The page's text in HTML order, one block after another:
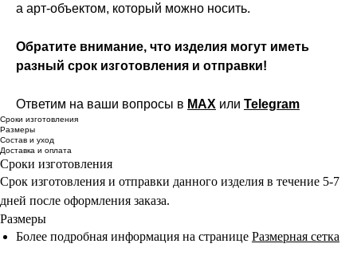
а арт-объектом, который можно носить.
Обратите внимание, что изделия могут иметь
разный срок изготовления и отправки!
Ответим на ваши вопросы в MAX или Telegram
Сроки изготовления
Размеры
Состав и уход
Доставка и оплата
Сроки изготовления
Срок изготовления и отправки данного изделия в течение 5-7
дней после оформления заказа.
Размеры
Более подробная информация на странице Размерная сетка